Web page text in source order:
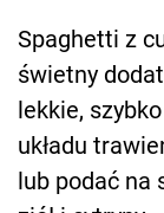
Spaghetti z
świetny
lekkie,
układu
lub podać na